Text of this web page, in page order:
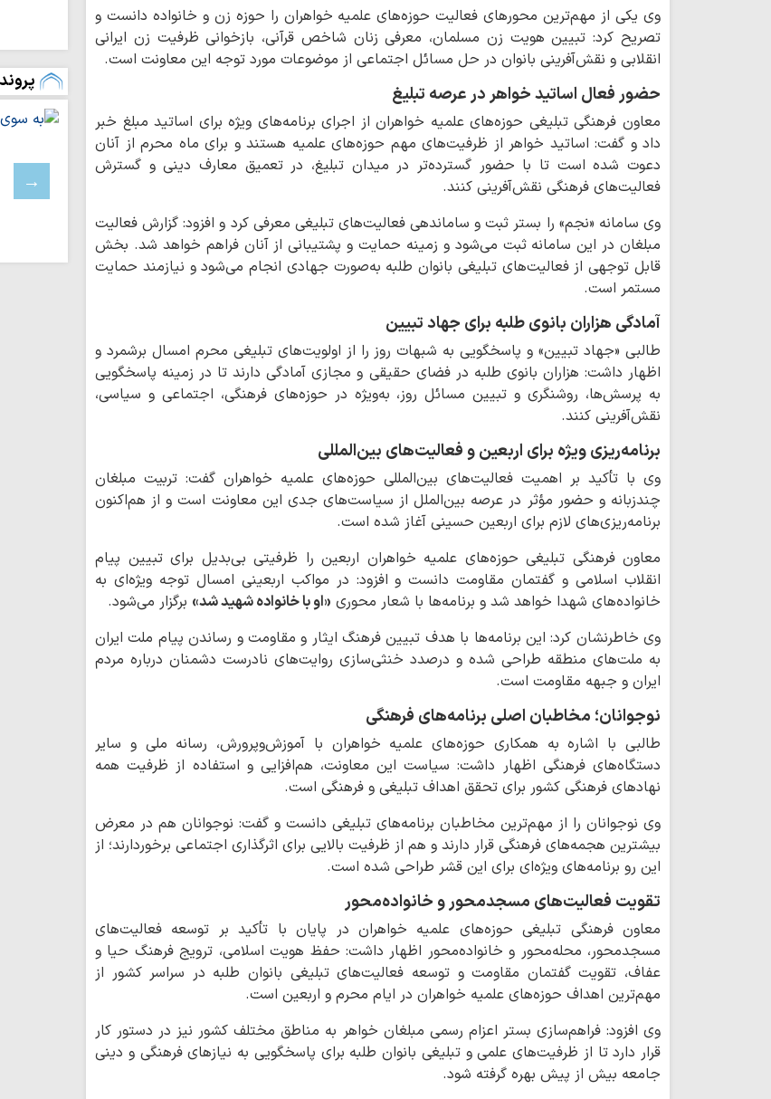
وی یکی از مهم‌ترین محورهای فعالیت حوزه‌های علمیه خواهران را حوزه زن و خانواده دانست و
تصریح کرد: تبیین هویت زن مسلمان، معرفی زنان شاخص قرآنی، بازخوانی ظرفیت زن ایرانی
انقلابی و نقش‌آفرینی بانوان در حل مسائل اجتماعی از موضوعات مورد توجه این معاونت است.
حضور فعال اساتید خواهر در عرصه تبلیغ
معاون فرهنگی تبلیغی حوزه‌های علمیه خواهران از اجرای برنامه‌های ویژه برای اساتید مبلغ خبر
داد و گفت: اساتید خواهر از ظرفیت‌های مهم حوزه‌های علمیه هستند و برای ماه محرم از آنان
دعوت شده است تا با حضور گسترده‌تر در میدان تبلیغ، در تعمیق معارف دینی و گسترش
فعالیت‌های فرهنگی نقش‌آفرینی کنند.
وی سامانه «نجم» را بستر ثبت و ساماندهی فعالیت‌های تبلیغی معرفی کرد و افزود: گزارش فعالیت
مبلغان در این سامانه ثبت می‌شود و زمینه حمایت و پشتیبانی از آنان فراهم خواهد شد. بخش
قابل توجهی از فعالیت‌های تبلیغی بانوان طلبه به‌صورت جهادی انجام می‌شود و نیازمند حمایت
مستمر است.
آمادگی هزاران بانوی طلبه برای جهاد تبیین
طالبی «جهاد تبیین» و پاسخگویی به شبهات روز را از اولویت‌های تبلیغی محرم امسال برشمرد و
اظهار داشت: هزاران بانوی طلبه در فضای حقیقی و مجازی آمادگی دارند تا در زمینه پاسخگویی
به پرسش‌ها، روشنگری و تبیین مسائل روز، به‌ویژه در حوزه‌های فرهنگی، اجتماعی و سیاسی،
نقش‌آفرینی کنند.
برنامه‌ریزی ویژه برای اربعین و فعالیت‌های بین‌المللی
وی با تأکید بر اهمیت فعالیت‌های بین‌المللی حوزه‌های علمیه خواهران گفت: تربیت مبلغان
چندزبانه و حضور مؤثر در عرصه بین‌الملل از سیاست‌های جدی این معاونت است و از هم‌اکنون
برنامه‌ریزی‌های لازم برای اربعین حسینی آغاز شده است.
معاون فرهنگی تبلیغی حوزه‌های علمیه خواهران اربعین را ظرفیتی بی‌بدیل برای تبیین پیام
انقلاب اسلامی و گفتمان مقاومت دانست و افزود: در مواکب اربعینی امسال توجه ویژه‌ای به
خانواده‌های شهدا خواهد شد و برنامه‌ها با شعار محوری «او با خانواده شهید شد» برگزار می‌شود.
وی خاطرنشان کرد: این برنامه‌ها با هدف تبیین فرهنگ ایثار و مقاومت و رساندن پیام ملت ایران
به ملت‌های منطقه طراحی شده و درصدد خنثی‌سازی روایت‌های نادرست دشمنان درباره مردم
ایران و جبهه مقاومت است.
نوجوانان؛ مخاطبان اصلی برنامه‌های فرهنگی
طالبی با اشاره به همکاری حوزه‌های علمیه خواهران با آموزش‌وپرورش، رسانه ملی و سایر
دستگاه‌های فرهنگی اظهار داشت: سیاست این معاونت، هم‌افزایی و استفاده از ظرفیت همه
نهادهای فرهنگی کشور برای تحقق اهداف تبلیغی و فرهنگی است.
وی نوجوانان را از مهم‌ترین مخاطبان برنامه‌های تبلیغی دانست و گفت: نوجوانان هم در معرض
بیشترین هجمه‌های فرهنگی قرار دارند و هم از ظرفیت بالایی برای اثرگذاری اجتماعی برخوردارند؛ از
این رو برنامه‌های ویژه‌ای برای این قشر طراحی شده است.
تقویت فعالیت‌های مسجدمحور و خانواده‌محور
معاون فرهنگی تبلیغی حوزه‌های علمیه خواهران در پایان با تأکید بر توسعه فعالیت‌های
مسجدمحور، محله‌محور و خانواده‌محور اظهار داشت: حفظ هویت اسلامی، ترویج فرهنگ حیا و
عفاف، تقویت گفتمان مقاومت و توسعه فعالیت‌های تبلیغی بانوان طلبه در سراسر کشور از
مهم‌ترین اهداف حوزه‌های علمیه خواهران در ایام محرم و اربعین است.
وی افزود: فراهم‌سازی بستر اعزام رسمی مبلغان خواهر به مناطق مختلف کشور نیز در دستور کار
قرار دارد تا از ظرفیت‌های علمی و تبلیغی بانوان طلبه برای پاسخگویی به نیازهای فرهنگی و دینی
جامعه بیش از پیش بهره گرفته شود.
ادعیه
معرفی
معنایِ
به نفع